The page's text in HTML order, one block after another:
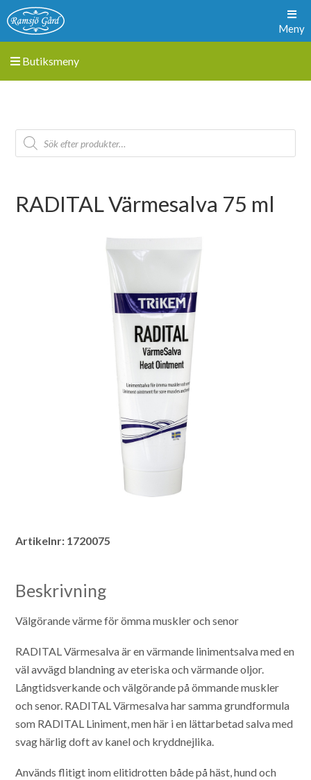
Meny
Butiksmeny
RADITAL Värmesalva 75 ml
Artikelnr: 1720075
Beskrivning
Välgörande värme för ömma muskler och senor
RADITAL Värmesalva är en värmande linimentsalva med en
väl avvägd blandning av eteriska och värmande oljor.
Långtidsverkande och välgörande på ömmande muskler
och senor. RADITAL Värmesalva har samma grundformula
som RADITAL Liniment, men här i en lättarbetad salva med
svag härlig doft av kanel och kryddnejlika.
Används flitigt inom elitidrotten både på häst, hund och